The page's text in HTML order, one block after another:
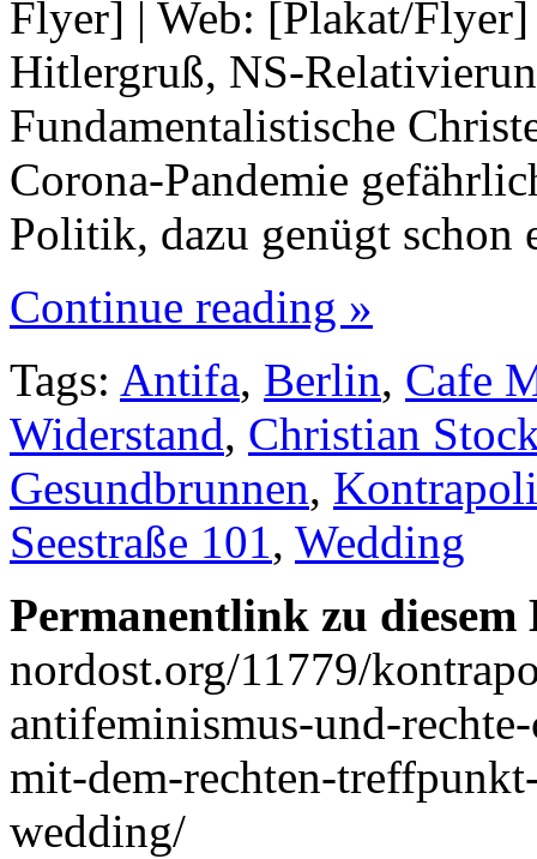
Flyer] | Web: [Plakat/
Hitlergruß, NS-
Fundamentalistische
Corona-Pandemie
Politik, dazu genügt
Continue reading »
Tags: Antifa, Berlin, Cafe
Widerstand, Christian
Gesundbrunnen,
Seestraße 101, Wedding
Permanentlink zu
nordost.org/11779/
antifeminismus-und-
mit-dem-rechten-
wedding/